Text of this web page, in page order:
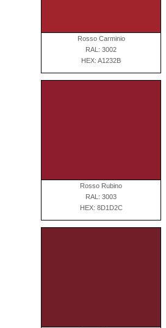
Rosso Carminio
RAL: 3002
HEX: A1232B
Rosso Rubino
RAL: 3003
HEX: 8D1D2C